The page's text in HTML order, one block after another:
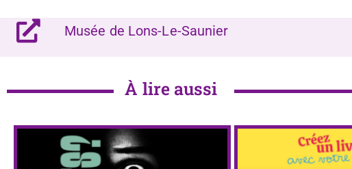
Musée de Lons-Le-Saunier
À lire aussi